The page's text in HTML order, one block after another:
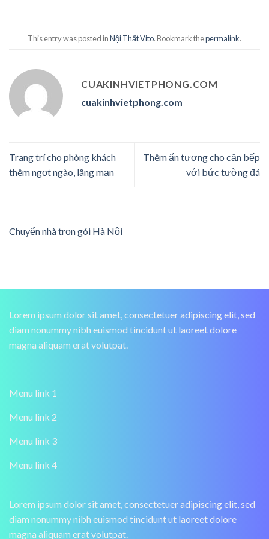
This entry was posted inNội Thất Vito. Bookmark thepermalink.
CUAKINHVIETPHONG.COM
cuakinhvietphong.com
Trang trí cho phòng khách
thêm ngọt ngào, lãng mạn
Thêm ấn tượng cho căn bếp
với bức tường đá
Chuyển nhà trọn gói Hà Nội
Lorem ipsum dolor sit amet, consectetuer adipiscing elit, sed
diam nonummy nibh euismod tincidunt ut laoreet dolore
magna aliquam erat volutpat.
Menu link 1
Menu link 2
Menu link 3
Menu link 4
Lorem ipsum dolor sit amet, consectetuer adipiscing elit, sed
diam nonummy nibh euismod tincidunt ut laoreet dolore
magna aliquam erat volutpat.